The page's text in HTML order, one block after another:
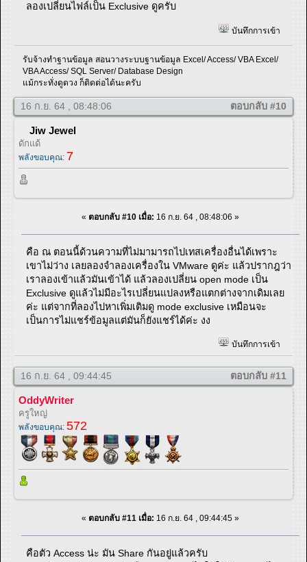
ลองเปลี่ยนไฟล์เป็น Exclusive ดูครับ
บันทึกการเข้า
รับจ้างทำฐานข้อมูล สอนวางระบบฐานข้อมูล Excel/ Access/ VBA Excel/
VBA Access/ SQL Server/ Database Design
แม้กระทั่งดูดวง ก็ติดต่อได้นะครับ
16 ก.ย. 64 , 08:48:06 ตอบกลับ #10
Jiw Jewel
ดักแด้
พลังขอบคุณ: 7
« ตอบกลับ #10 เมื่อ: 16 ก.ย. 64 , 08:48:06 »
คือ ณ ตอนนี้ด้วนความที่ไม่มามารถไปเทสเครื่องอื่นได้เพราะ
เขาไม่ว่าง เลยลองจำลองเครื่องใน VMware ดูค่ะ แล้วปรากฎว่า
เราลองเข้าแล้วมันเข้าได้ แล้วลองเปลี่ยน open mode เป็น
Exclusive ดูแล้วไม่มีอะไรเปลี่ยนแปลงหรือแตกต่างจากเดิมเลย
ค่ะ แต่จากที่ลองไปหาเพิ่มเติมดู mode exclusive เหมือนจะ
เป็นการไม่แชร์ข้อมูลแต่มันก็ยังแชร์ได้ค่ะ งง
บันทึกการเข้า
16 ก.ย. 64 , 09:44:45 ตอบกลับ #11
OddyWriter
ครูใหญ่
พลังขอบคุณ: 572
« ตอบกลับ #11 เมื่อ: 16 ก.ย. 64 , 09:44:45 »
คือตัว Access น่ะ มัน Share กันอยู่แล้วครับ